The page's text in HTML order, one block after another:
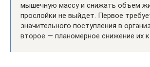
мышечную массу и снижать объем
прослойки не выйдет. Первое
значительного поступления в
второе — планомерное снижение их